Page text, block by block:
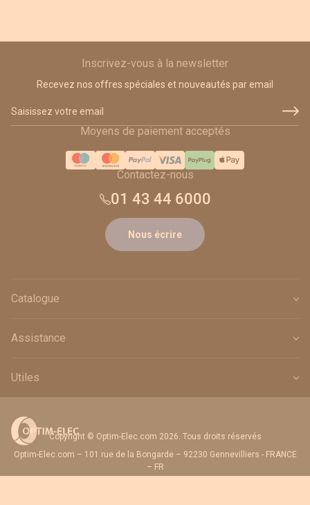
Inscrivez-vous à la newsletter
Recevez nos offres spéciales et nouveautés par email
Moyens de paiement acceptés
Contactez-nous
01 43 44 6000
Nous écrire
Catalogue
Assistance
Utiles
Copyright © Optim-Elec.com 2026. Tous droits réservés
Optim-Elec.com – 101 rue de la Bongarde – 92230 Gennevilliers - FRANCE
– FR